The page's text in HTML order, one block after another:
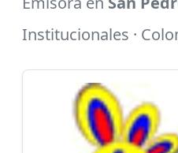
Institucionales ·